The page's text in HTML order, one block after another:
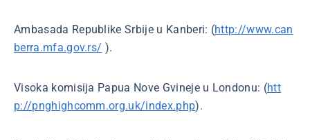
Ambasada Republike Srbije u Kanberi: (http://www.can
berra.mfa.gov.rs/ ).
Visoka komisija Papua Nove Gvineje u Londonu: (htt
p://pnghighcomm.org.uk/index.php).